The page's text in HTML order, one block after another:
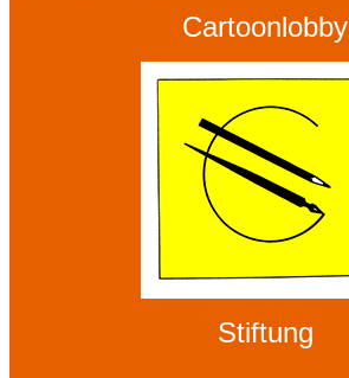
Cartoonlobby
Stiftung